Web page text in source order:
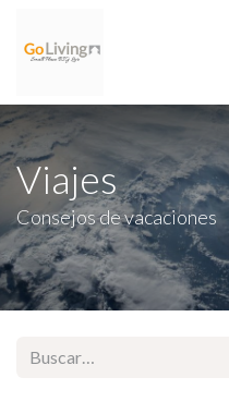
Viajes
Consejos de vacaciones